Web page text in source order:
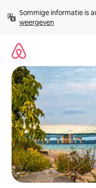
direct
naar
Sommige informatie is
weergeven